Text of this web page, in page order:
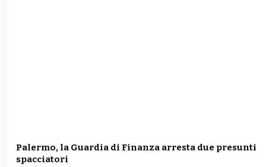
Palermo, la Guardia di Finanza arresta due presunti
spacciatori